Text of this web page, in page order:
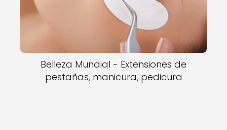
Belleza Mundial - Extensiones de
pestañas, manicura, pedicura